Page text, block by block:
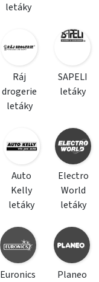
letáky
Ráj
drogerie
letáky
SAPELI
letáky
Auto
Kelly
letáky
Electro
World
letáky
Euronics
Planeo